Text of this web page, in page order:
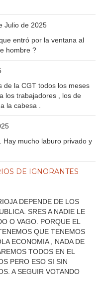
Julio de 2025
entró por la ventana al
hombre ?
de la CGT todos los meses
los trabajadores , los de
la cabesa .
Hay mucho laburo privado y
DE IGNORANTES
DEPENDE DE LOS
SRES A NADIE LE
O VAGO. PORQUE EL
QUE TENEMOS
ECONOMIA , NADA DE
TODOS EN EL
PERO ESO SI SIN
A SEGUIR VOTANDO